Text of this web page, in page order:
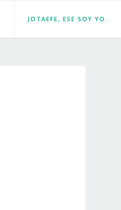
JOTAEFE, ESE SOY YO.